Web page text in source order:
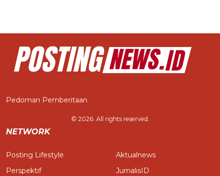
Pedoman Pemberitaan
© 2026. All rights reserved.
NETWORK
Posting Lifestyle
Perspektif
Aktualnews
JurnalisID